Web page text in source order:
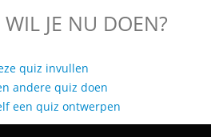
JE NU DOEN?
quiz invullen
andere quiz doen
een quiz ontwerpen